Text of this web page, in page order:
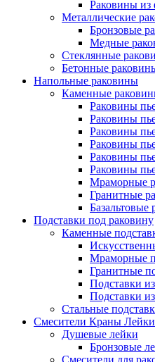
Раковины из
Металлические
Бронзовые
Медные
Стеклянные
Бетонные
Напольные раковины
Каменные
Раковины
Раковины
Раковины
Раковины
Раковины
Раковины
Мраморные
Гранитные
Базальтовые
Подставки под раковину
Каменные
Мраморные
Гранитные
Подставки
Подставки
Стальные
Смесители Краны Лейки
Душевые лейки
Бронзовые
Смесители для